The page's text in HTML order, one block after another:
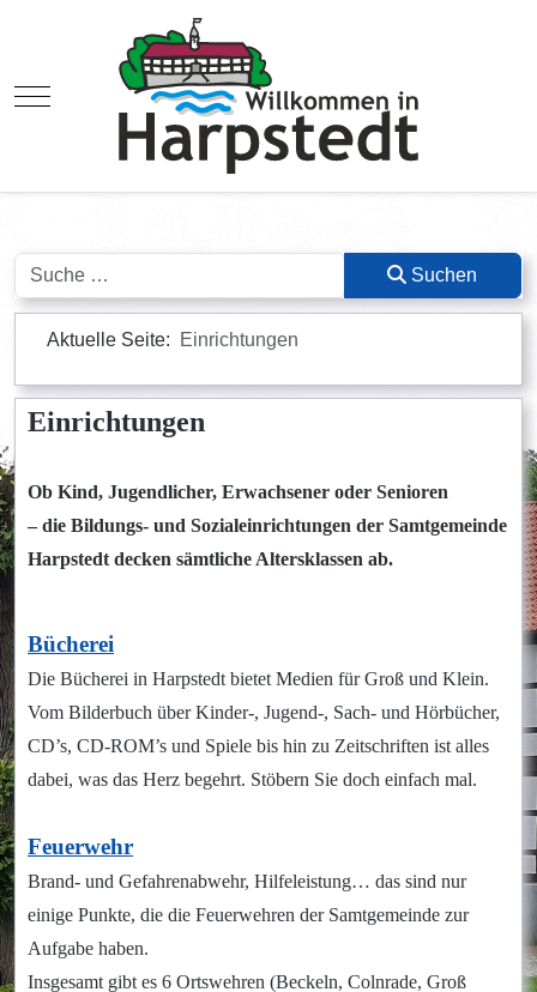
Mobile Menu Toggle
Suchen Suchen
Aktuelle Seite: Einrichtungen
Einrichtungen
Ob Kind, Jugendlicher, Erwachsener oder Senioren
– die Bildungs- und Sozialeinrichtungen der Samtgemeinde
Harpstedt decken sämtliche Altersklassen ab.
Bücherei
Die Bücherei in Harpstedt bietet Medien für Groß und Klein.
Vom Bilderbuch über Kinder-, Jugend-, Sach- und Hörbücher,
CD’s, CD-ROM’s und Spiele bis hin zu Zeitschriften ist alles
dabei, was das Herz begehrt. Stöbern Sie doch einfach mal.
Feuerwehr
Brand- und Gefahrenabwehr, Hilfeleistung… das sind nur
einige Punkte, die die Feuerwehren der Samtgemeinde zur
Aufgabe haben.
Insgesamt gibt es 6 Ortswehren (Beckeln, Colnrade, Groß